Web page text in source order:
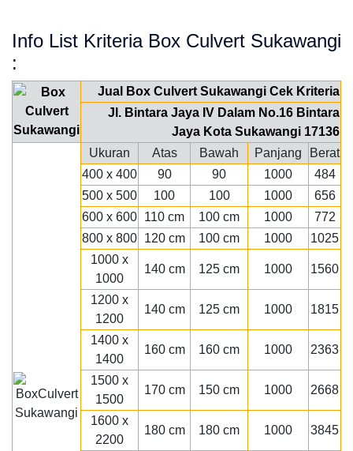
Info List Kriteria Box Culvert Sukawangi
:
Jual Box Culvert Sukawangi Cek Kriteria
Jl. Bintara Jaya IV Dalam No.16 Bintara
Jaya Kota Sukawangi 17136
Ukuran
Atas Bawah Panjang
Berat
400 x 400
90 90 1000
484
500 x 500
100 100 1000
656
600 x 600 110 cm 100 cm 1000
772
800 x 800 120 cm 100 cm 1000
1025
1000 x
1000
140 cm 125 cm 1000 1560
1200 x
1200
140 cm 125 cm 1000 1815
1400 x
1400
160 cm 160 cm 1000 2363
1500 x
1500
170 cm 150 cm 1000 2668
1600 x
2200
180 cm 180 cm 1000 3845